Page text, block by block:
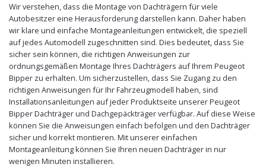
Wir verstehen, dass die Montage von Dachträgern für viele
Autobesitzer eine Herausforderung darstellen kann. Daher haben
wir klare und einfache Montageanleitungen entwickelt, die speziell
auf jedes Automodell zugeschnitten sind. Dies bedeutet, dass Sie
sicher sein können, die richtigen Anweisungen zur
ordnungsgemäßen Montage Ihres Dachträgers auf Ihrem Peugeot
Bipper zu erhalten. Um sicherzustellen, dass Sie Zugang zu den
richtigen Anweisungen für Ihr Fahrzeugmodell haben, sind
Installationsanleitungen auf jeder Produktseite unserer Peugeot
Bipper Dachträger und Dachgepäckträger verfügbar. Auf diese Weise
können Sie die Anweisungen einfach befolgen und den Dachträger
sicher und korrekt montieren. Mit unserer einfachen
Montageanleitung können Sie Ihren neuen Dachträger in nur
wenigen Minuten installieren.